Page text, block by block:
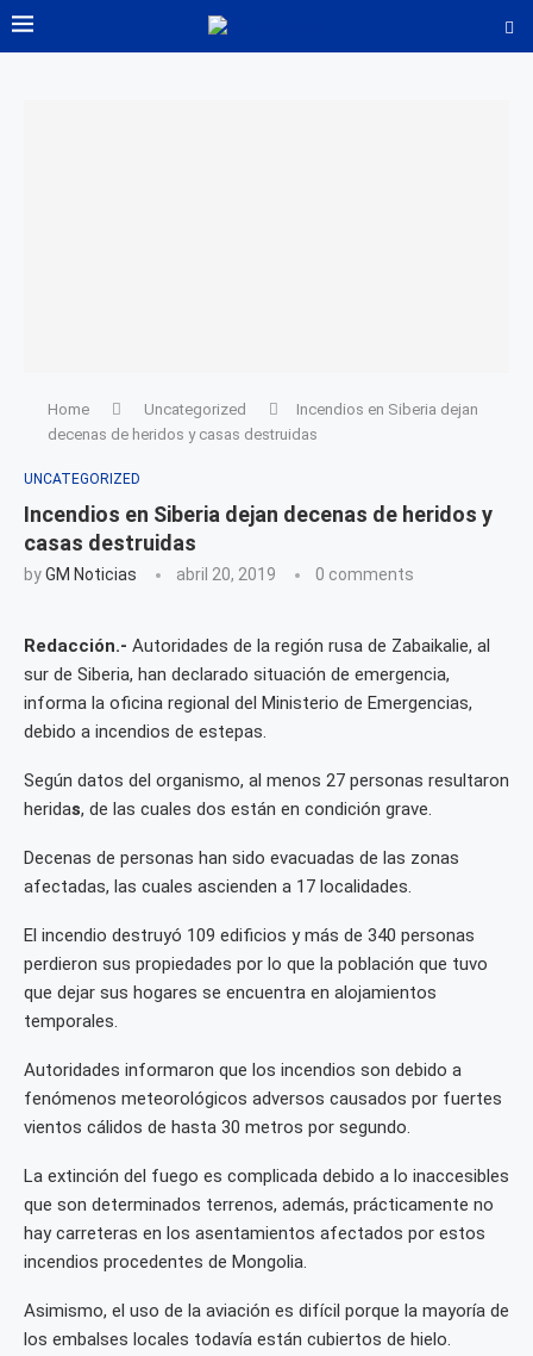
Home Uncategorized
Incendios en Siberia dejan
decenas de heridos y casas destruidas
UNCATEGORIZED
Incendios en Siberia dejan decenas de heridos y
casas destruidas
byGM Noticias abril 20, 2019 0 comments
Redacción.- Autoridades de la región rusa de Zabaikalie, al
sur de Siberia, han declarado situación de emergencia,
informa la oficina regional del Ministerio de Emergencias,
debido a incendios de estepas.
Según datos del organismo, al menos 27 personas resultaron
heridas, de las cuales dos están en condición grave.
Decenas de personas han sido evacuadas de las zonas
afectadas, las cuales ascienden a 17 localidades.
El incendio destruyó 109 edificios y más de 340 personas
perdieron sus propiedades por lo que la población que tuvo
que dejar sus hogares se encuentra en alojamientos
temporales.
Autoridades informaron que los incendios son debido a
fenómenos meteorológicos adversos causados ​​por fuertes
vientos cálidos de hasta 30 metros por segundo.
La extinción del fuego es complicada debido a lo inaccesibles
que son determinados terrenos, además, prácticamente no
hay carreteras en los asentamientos afectados por estos
incendios procedentes de Mongolia.
Asimismo, el uso de la aviación es difícil porque la mayoría de
los embalses locales todavía están cubiertos de hielo.